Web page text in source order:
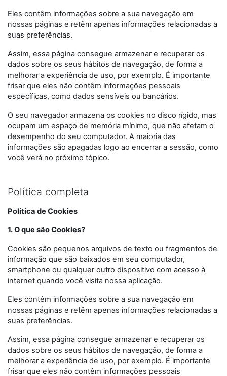
Eles contêm informações sobre a sua navegação em
nossas páginas e retêm apenas informações relacionadas a
suas preferências.
Assim, essa página consegue armazenar e recuperar os
dados sobre os seus hábitos de navegação, de forma a
melhorar a experiência de uso, por exemplo. É importante
frisar que eles não contêm informações pessoais
específicas, como dados sensíveis ou bancários.
O seu navegador armazena os cookies no disco rígido, mas
ocupam um espaço de memória mínimo, que não afetam o
desempenho do seu computador. A maioria das
informações são apagadas logo ao encerrar a sessão, como
você verá no próximo tópico.
Política completa
Política de Cookies
1. O que são Cookies?
Cookies são pequenos arquivos de texto ou fragmentos de
informação que são baixados em seu computador,
smartphone ou qualquer outro dispositivo com acesso à
internet quando você visita nossa aplicação.
Eles contêm informações sobre a sua navegação em
nossas páginas e retêm apenas informações relacionadas a
suas preferências.
Assim, essa página consegue armazenar e recuperar os
dados sobre os seus hábitos de navegação, de forma a
melhorar a experiência de uso, por exemplo. É importante
frisar que eles não contêm informações pessoais